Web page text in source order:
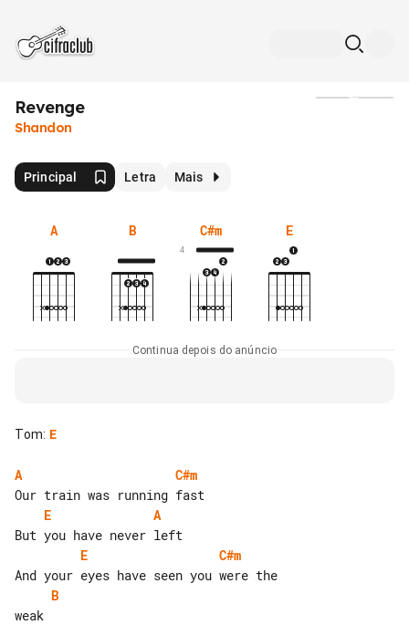
Revenge
Shandon
Principal Letra Mais
A B C#m
4
E
Continua depois do anúncio
Tom: E
A
C#m
E
A
E
C#m
B